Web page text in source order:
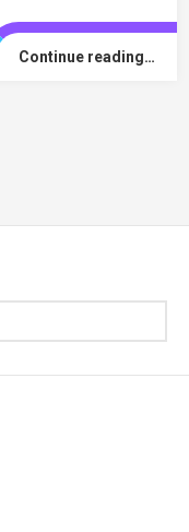
Continue reading…